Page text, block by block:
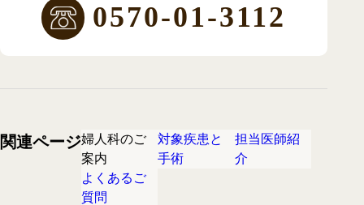
0570-01-3112
関連ページ婦人科のご
案内
対象疾患と
手術
担当医師紹
介
よくあるご
質問